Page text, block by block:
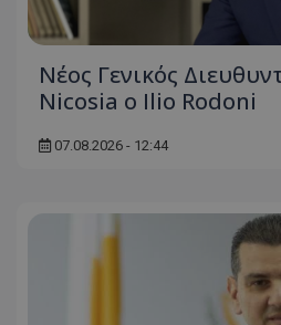
Νέος Γενικός
Nicosia ο Ilio Rodoni
07.08.2026 - 12:44